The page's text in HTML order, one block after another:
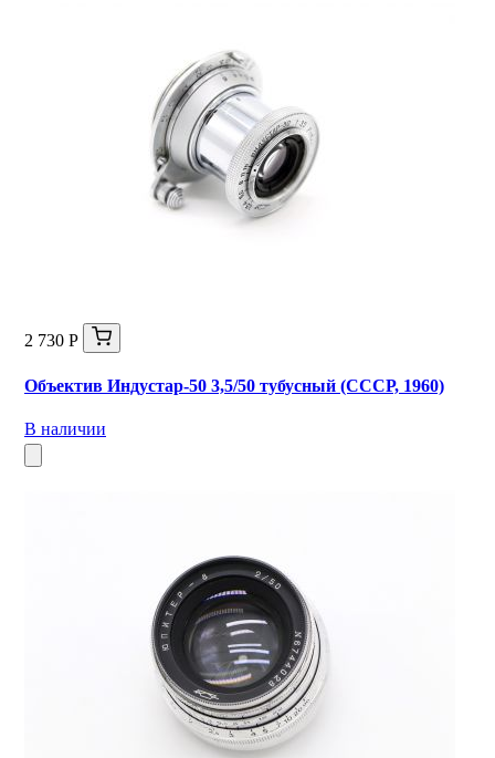
2 730 Р
Объектив Индустар-50 3,5/50 тубусный (СССР, 1960)
В наличии